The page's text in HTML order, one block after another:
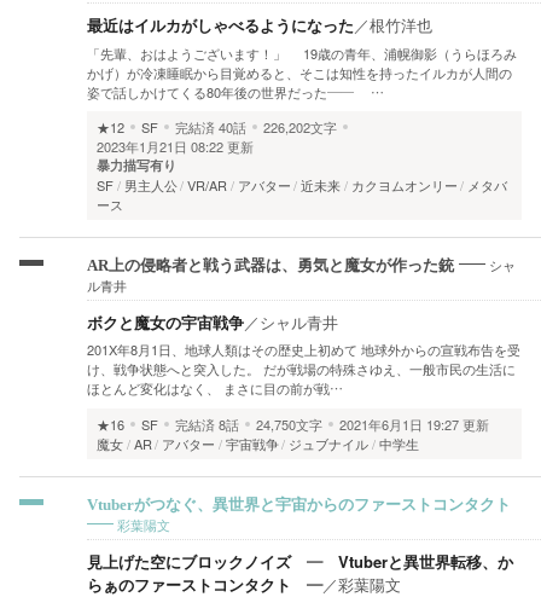
最近はイルカがしゃべるようになった／根竹洋也
「先輩、おはようございます！」 19歳の青年、浦幌御影（うらほろみ
かげ）が冷凍睡眠から目覚めると、そこは知性を持ったイルカが人間の
姿で話しかけてくる80年後の世界だった―— …
★12
SF 完結済40話
226,202文字
2023年1月21日 08:22 更新
暴力描写有り
SF 男主人公 VR/AR アバター 近未来 カクヨムオンリー
メタバ
ース
AR上の侵略者と戦う武器は、勇気と魔女が作った銃
シャ
ル青井
ボクと魔女の宇宙戦争／シャル青井
201X年8月1日、地球人類はその歴史上初めて 地球外からの宣戦布告を受
け、戦争状態へと突入した。 だが戦場の特殊さゆえ、一般市民の生活に
ほとんど変化はなく、 まさに目の前が戦…
★16
SF 完結済8話 24,750文字
2021年6月1日 19:27 更新
魔女 AR アバター 宇宙戦争 ジュブナイル 中学生
Vtuberがつなぐ、異世界と宇宙からのファーストコンタクト
彩葉陽文
見上げた空にブロックノイズ ― Vtuberと異世界転移、か
らぁのファーストコンタクト ―／彩葉陽文